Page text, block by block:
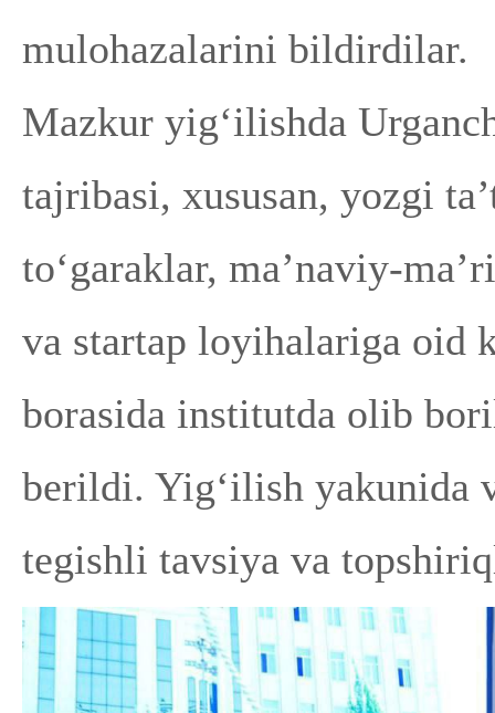
mulohazalarini bildirdilar.
Mazkur yig‘ilishda
tajribasi, xususan, yozgi
to‘garaklar, ma’naviy-
va startap loyihalariga oid
borasida institutda olib
berildi. Yig‘ilish yakunida
tegishli tavsiya va